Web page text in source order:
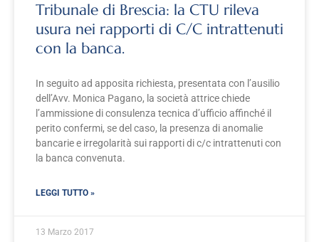
Tribunale di Brescia: la CTU rileva
usura nei rapporti di C/C intrattenuti
con la banca.
In seguito ad apposita richiesta, presentata con l’ausilio
dell’Avv. Monica Pagano, la società attrice chiede
l’ammissione di consulenza tecnica d’ufficio affinché il
perito confermi, se del caso, la presenza di anomalie
bancarie e irregolarità sui rapporti di c/c intrattenuti con
la banca convenuta.
LEGGI TUTTO »
13 Marzo 2017